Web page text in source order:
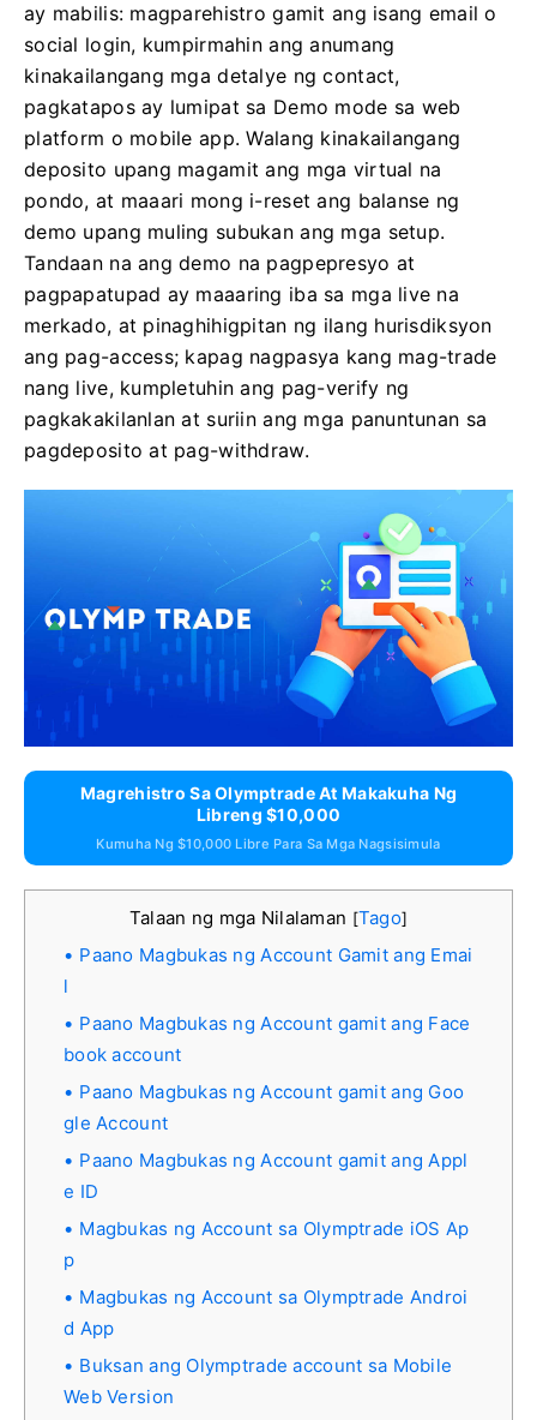
ay mabilis: magparehistro gamit ang isang email o
social login, kumpirmahin ang anumang
kinakailangang mga detalye ng contact,
pagkatapos ay lumipat sa Demo mode sa web
platform o mobile app. Walang kinakailangang
deposito upang magamit ang mga virtual na
pondo, at maaari mong i-reset ang balanse ng
demo upang muling subukan ang mga setup.
Tandaan na ang demo na pagpepresyo at
pagpapatupad ay maaaring iba sa mga live na
merkado, at pinaghihigpitan ng ilang hurisdiksyon
ang pag-access; kapag nagpasya kang mag-trade
nang live, kumpletuhin ang pag-verify ng
pagkakakilanlan at suriin ang mga panuntunan sa
pagdeposito at pag-withdraw.
Magrehistro Sa Olymptrade At Makakuha Ng
Libreng $10,000
Kumuha Ng $10,000 Libre Para Sa Mga Nagsisimula
Talaan ng mga Nilalaman [Tago]
Paano Magbukas ng Account Gamit ang Emai
l
Paano Magbukas ng Account gamit ang Face
book account
Paano Magbukas ng Account gamit ang Goo
gle Account
Paano Magbukas ng Account gamit ang Appl
e ID
Magbukas ng Account sa Olymptrade iOS Ap
p
Magbukas ng Account sa Olymptrade Androi
d App
Buksan ang Olymptrade account sa Mobile
Web Version